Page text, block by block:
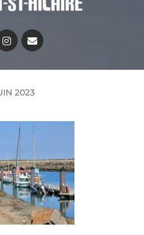
2023